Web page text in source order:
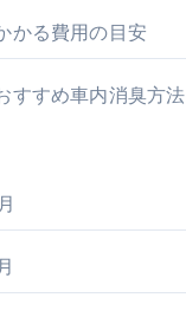
かる費用の目安
すすめ車内消臭方法